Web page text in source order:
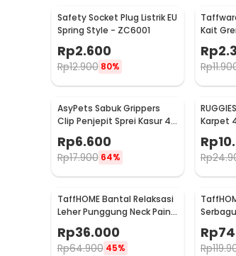
Safety Socket Plug Listrik EU
Spring Style - ZC6001
Rp2.600
Rp12.900 80%
Kait
Latch
J107
Rp
Rp
AsyPets Sabuk Grippers
Clip Penjepit Sprei Kasur 4
PCS - PJP4
Rp6.600
Rp17.900 64%
Karpet
Rp
Rp
TaffHOME Bantal Relaksasi
Leher Punggung Neck Pain
Relief - HBF001
Rp36.000
Rp64.900 45%
BO60
Rp
Rp